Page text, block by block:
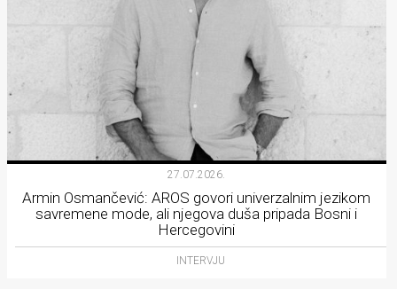
27.07.2026.
Armin Osmančević: AROS govori univerzalnim jezikom
savremene mode, ali njegova duša pripada Bosni i
Hercegovini
INTERVJU